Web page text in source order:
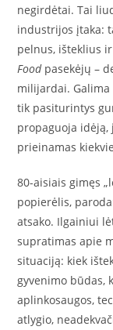
negirdėtai. Tai
industrijos įtaka:
pelnus, išteklius
Foodpasekėjų –
milijardai. Galima
tik pasiturintys
propaguoja idėją,
prieinamas
80-aisiais gimęs
popierėlis,
atsako. Ilgainiui
supratimas apie
situaciją: kiek
gyvenimo būdas,
aplinkosaugos,
atlygio,